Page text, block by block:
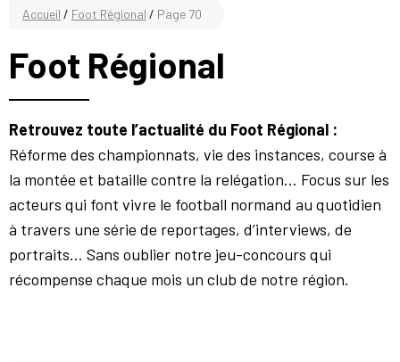
Accueil / Foot Régional / Page 70
Foot Régional
Retrouvez toute l’actualité du Foot Régional :
Réforme des championnats, vie des instances, course à
la montée et bataille contre la relégation… Focus sur les
acteurs qui font vivre le football normand au quotidien
à travers une série de reportages, d’interviews, de
portraits… Sans oublier notre jeu-concours qui
récompense chaque mois un club de notre région.